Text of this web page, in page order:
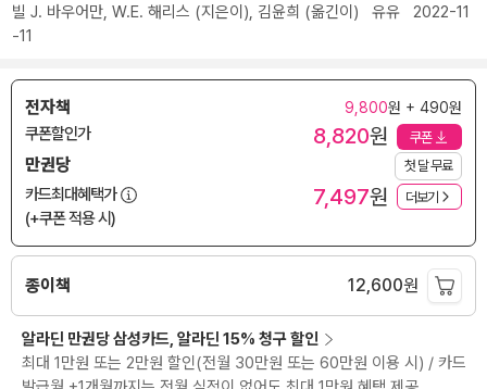
빌 J. 바우어만, W.E. 해리스 (지은이), 김윤희 (옮긴이) 유유 2022-11
-11
전자책 9,800원 + 490원
쿠폰할인가 8,820원 쿠폰
만권당 첫 달 무료
카드최대혜택가
(+쿠폰 적용 시)
7,497원 더보기
종이책 12,600원
알라딘 만권당 삼성카드, 알라딘 15% 청구 할인
최대 1만원 또는 2만원 할인(전월 30만원 또는 60만원 이용 시) / 카드